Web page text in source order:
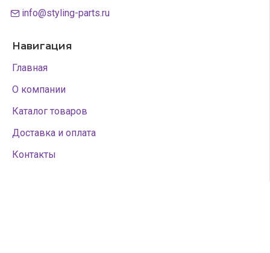
info@styling-parts.ru
Навигация
Главная
О компании
Каталог товаров
Доставка и оплата
Контакты